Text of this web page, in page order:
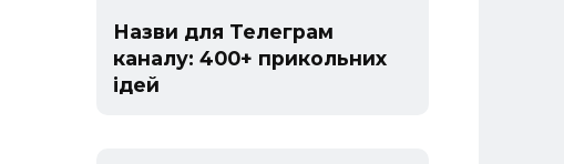
Назви для Телеграм
каналу: 400+ прикольних
ідей